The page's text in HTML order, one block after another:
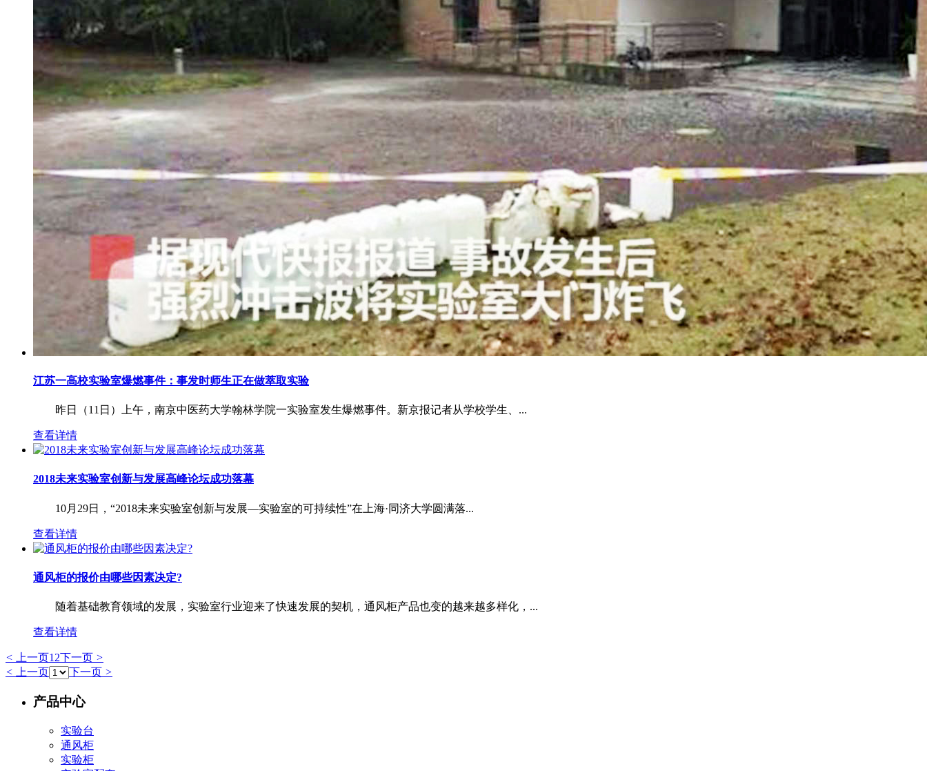
江苏一高校实验室爆燃事件：事发时师生正在做萃取实验
昨日（11日）上午，南京中医药大学翰林学院一实验室发生爆燃事件。新京报记者从学校学生、...
查看详情
2018未来实验室创新与发展高峰论坛成功落幕
10月29日，“2018未来实验室创新与发展—实验室的可持续性”在上海·同济大学圆满落...
查看详情
通风柜的报价由哪些因素决定?
随着基础教育领域的发展，实验室行业迎来了快速发展的契机，通风柜产品也变的越来越多样化，...
查看详情
< 上一页1 2下一页 >
< 上一页 下一页 >
产品中心
实验台
通风柜
实验柜